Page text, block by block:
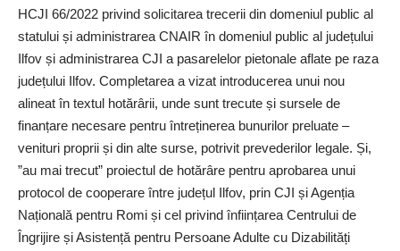
HCJI 66/2022 privind solicitarea trecerii din domeniul public al
statului și administrarea CNAIR în domeniul public al județului
Ilfov și administrarea CJI a pasarelelor pietonale aflate pe raza
județului Ilfov. Completarea a vizat introducerea unui nou
alineat în textul hotărârii, unde sunt trecute și sursele de
finanțare necesare pentru întreținerea bunurilor preluate –
venituri proprii și din alte surse, potrivit prevederilor legale. Și,
”au mai trecut” proiectul de hotărâre pentru aprobarea unui
protocol de cooperare între județul Ilfov, prin CJI și Agenția
Națională pentru Romi și cel privind înființarea Centrului de
Îngrijire și Asistență pentru Persoane Adulte cu Dizabilități